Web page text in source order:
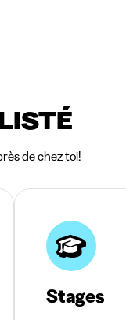
de chez toi!
Stages